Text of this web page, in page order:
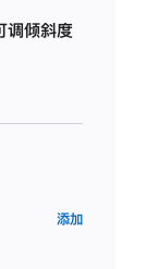
倾斜度
添加